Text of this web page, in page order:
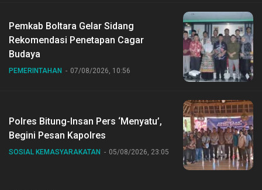
Pemkab Boltara Gelar Sidang
Rekomendasi Penetapan Cagar
Budaya
PEMERINTAHAN 07/08/2026, 10:56
Polres Bitung-Insan Pers ‘Menyatu’,
Begini Pesan Kapolres
SOSIAL KEMASYARAKATAN 05/08/2026, 23:05